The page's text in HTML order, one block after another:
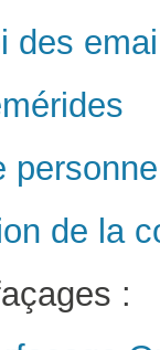
des
de la
: